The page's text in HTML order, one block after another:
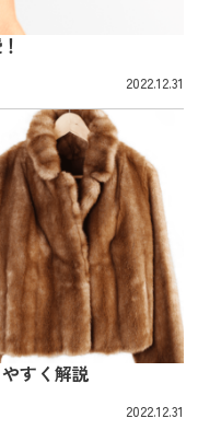
2022.12.31
すく解説
2022.12.31